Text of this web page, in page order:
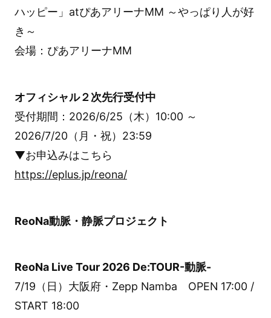
ハッピー」atぴあアリーナMM ～やっぱり人が好
き～
会場：ぴあアリーナMM
オフィシャル２次先行受付中
受付期間：2026/6/25（木）10:00 ～
2026/7/20（月・祝）23:59
▼お申込みはこちら
https://eplus.jp/reona/
ReoNa動脈・静脈プロジェクト
ReoNa Live Tour 2026 De:TOUR-動脈-
7/19（日）大阪府・Zepp Namba OPEN 17:00 /
START 18:00